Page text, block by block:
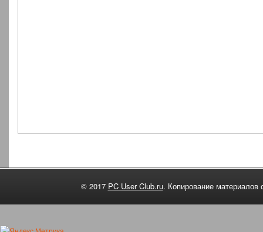
© 2017 PC User Club.ru. Копирование материалов